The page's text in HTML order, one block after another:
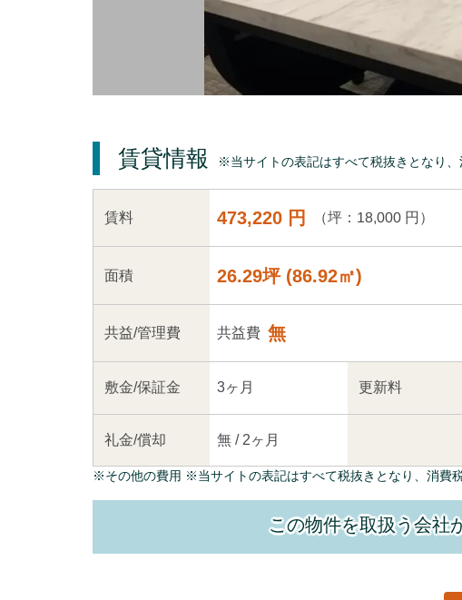
賃貸情報 ※当サイトの表記はすべて税抜きとなり、
賃料 473,220 円 （坪：18,000 円）
面積 26.29坪 (86.92㎡)
共益/管理費 共益費 無
敷金/保証金 3ヶ月 更新料
礼金/償却 無 / 2ヶ月
※その他の費用 ※当サイトの表記はすべて税抜きとなり、消費
この物件を取扱う会